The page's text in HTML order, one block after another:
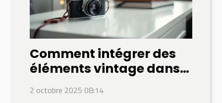
Comment intégrer des
éléments vintage dans
une déco moderne ?
2 octobre 2025 08:14